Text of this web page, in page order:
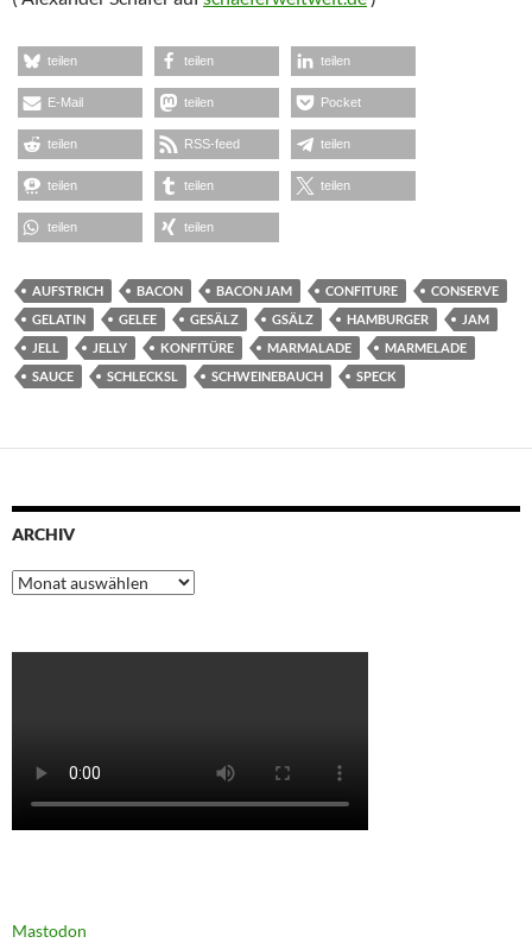
teilen teilen teilen
E-Mail teilen Pocket
teilen RSS-feed teilen
teilen teilen teilen
teilen teilen
AUFSTRICH BACON BACON JAM CONFITURE
CONSERVE
GELATIN
GELEE GESÄLZ GSÄLZ HAMBURGER
JAM
JELL
JELLY KONFITÜRE MARMALADE
MARMELADE
SAUCE
SCHLECKSL SCHWEINEBAUCH SPECK
ARCHIV
Archiv
Mastodon